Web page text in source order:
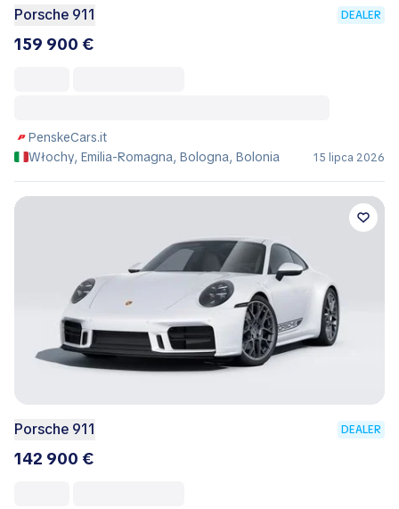
Porsche 911 DEALER
159 900 €
PenskeCars.it
Włochy, Emilia-Romagna, Bologna, Bolonia
15 lipca 2026
Porsche 911 DEALER
142 900 €